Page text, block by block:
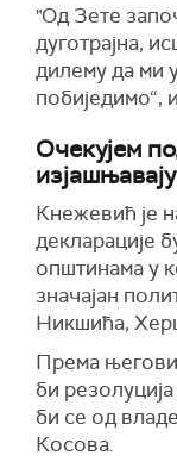
"Од Зете
дуготрајна,
дилему да ми
побиједимо“,
Очекујем
Кнежевић је
декларације
општинама у
значајан
Никшића,
Према
би
би се од
Косова.